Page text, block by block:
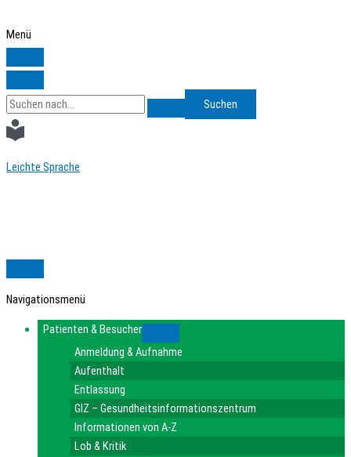
Inhalt
springen
Menü
Search
for:
Leichte Sprache
Navigationsmenü
Patienten & Besucher
Anmeldung & Aufnahme
Aufenthalt
Entlassung
GIZ – Gesundheitsinformationszentrum
Informationen von A-Z
Lob & Kritik